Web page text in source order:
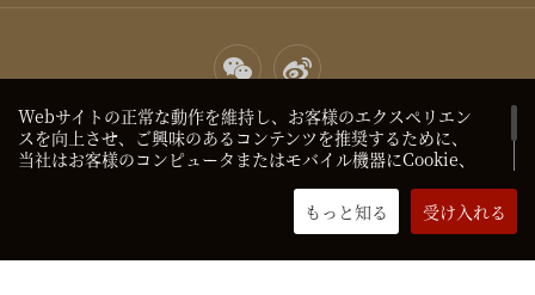
Webサイトの正常な動作を維持し、お客様のエクスペリエン
スを向上させ、ご興味のあるコンテンツを推奨するために、
当社はお客様のコンピュータまたはモバイル機器にCookie、
サイト名および数字や文字（以降「Cookie」と統一して呼
称）を保存することがあります。Cookieを通して、お客様の
ラウザアドオンサービスで、Cookieの受け入れ度合の調整、
もっと知る 受け入れる
サイトマップ プライバシーポリシー お問い合わせ 画像利用に
ついて
Copyright 2023 The Palace Museum all rights reserved京